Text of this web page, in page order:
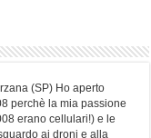
(SP) Ho aperto
perchè la mia passione
erano cellulari!) e le
ai droni e alla